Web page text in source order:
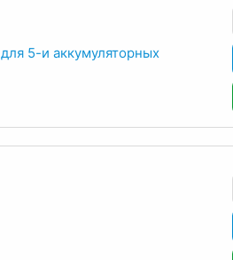
5-и аккумуляторных